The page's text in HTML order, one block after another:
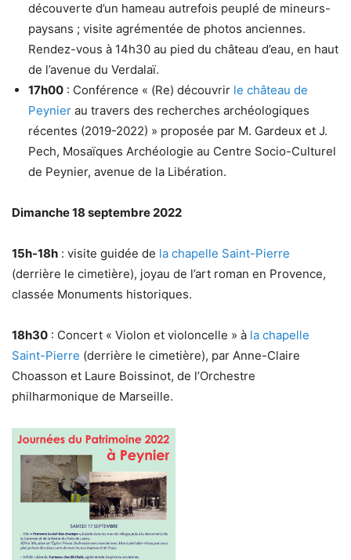
découverte d’un hameau autrefois peuplé de mineurs-
paysans ; visite agrémentée de photos anciennes.
Rendez-vous à 14h30 au pied du château d’eau, en haut
de l’avenue du Verdalaï.
17h00 : Conférence « (Re) découvrir le château de
Peynier au travers des recherches archéologiques
récentes (2019-2022) » proposée par M. Gardeux et J.
Pech, Mosaïques Archéologie au Centre Socio-Culturel
de Peynier, avenue de la Libération.
Dimanche 18 septembre 2022
15h-18h : visite guidée de la chapelle Saint-Pierre
(derrière le cimetière), joyau de l’art roman en Provence,
classée Monuments historiques.
18h30 : Concert « Violon et violoncelle » à la chapelle
Saint-Pierre (derrière le cimetière), par Anne-Claire
Choasson et Laure Boissinot, de l’Orchestre
philharmonique de Marseille.